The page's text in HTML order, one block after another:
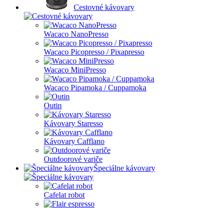
Cestovné kávovary
Wacaco NanoPresso
Wacaco Picopresso / Pixapresso
Wacaco MiniPresso
Wacaco Pipamoka / Cuppamoka
Outin
Kávovary Staresso
Kávovary Cafflano
Outdoorové variče
Špeciálne kávovary
Cafelat robot